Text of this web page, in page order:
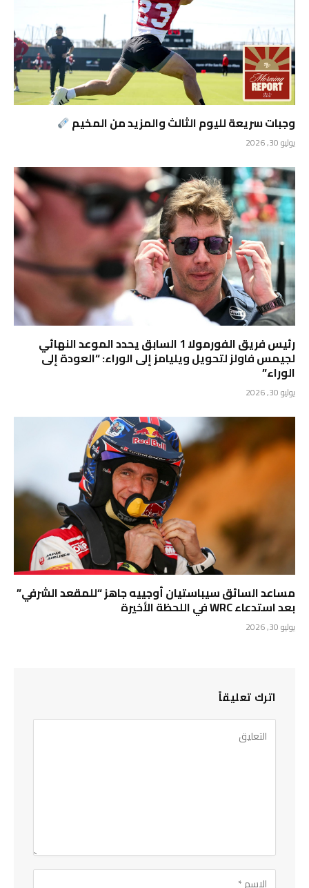
وجبات سريعة لليوم الثالث والمزيد من المخيم
يوليو 30, 2026
رئيس فريق الفورمولا 1 السابق يحدد الموعد النهائي
لجيمس فاولز لتحويل ويليامز إلى الوراء: “العودة إلى
الوراء”
يوليو 30, 2026
مساعد السائق سيباستيان أوجييه جاهز “للمقعد الشرفي”
بعد استدعاء WRC في اللحظة الأخيرة
يوليو 30, 2026
اترك تعليقاً